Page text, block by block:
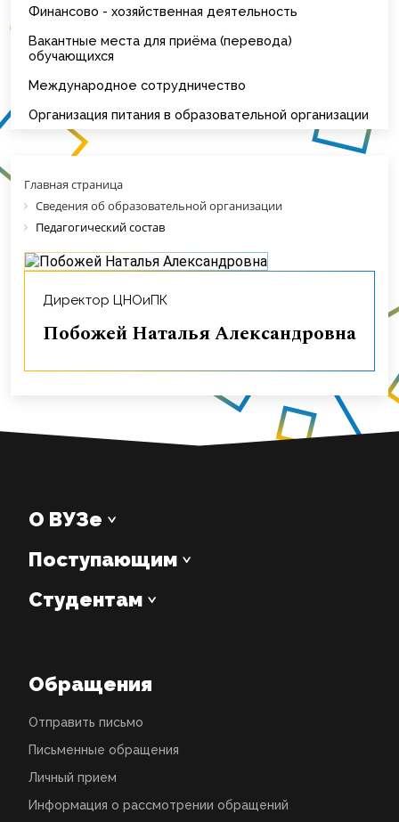
Финансово - хозяйственная деятельность
Вакантные места для приёма (перевода)
обучающихся
Международное сотрудничество
Организация питания в образовательной организации
Главная страница
Сведения об образовательной организации
Педагогический состав
Директор ЦНОиПК
Побожей Наталья Александровна
О ВУЗе
Поступающим
Студентам
Обращения
Отправить письмо
Письменные обращения
Личный прием
Информация о рассмотрении обращений